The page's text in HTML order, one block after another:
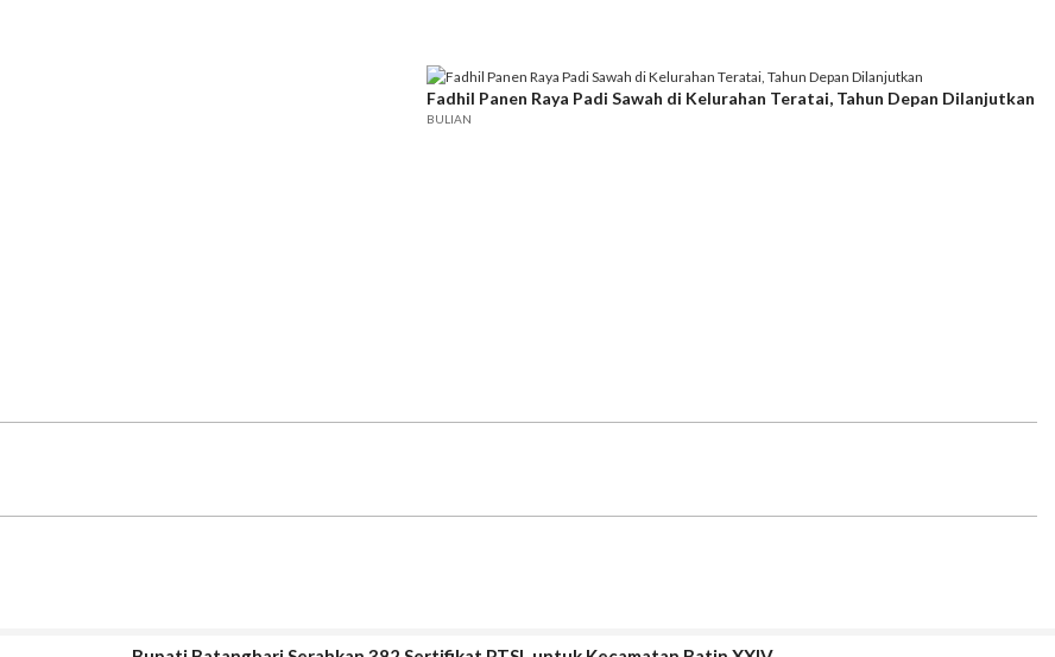
Fadhil Panen Raya Padi Sawah di Kelurahan Teratai, Tahun Depan Dilanjutkan
BULIAN